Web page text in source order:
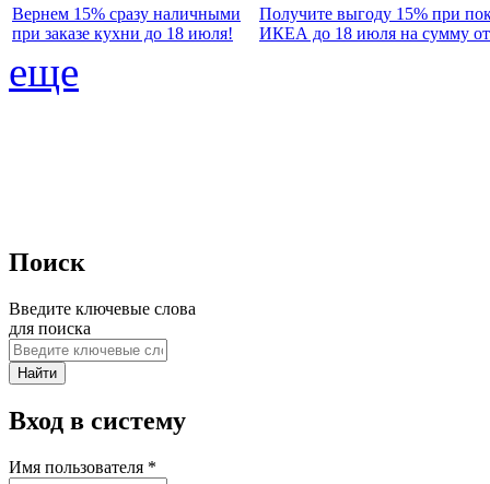
Вернем 15% сразу наличными
при заказе кухни до 18 июля!
Получите выгоду 15% при
ИКЕА до 18 июля на сумму от
еще
Поиск
Введите ключевые слова
для поиска
Вход в систему
Имя пользователя *